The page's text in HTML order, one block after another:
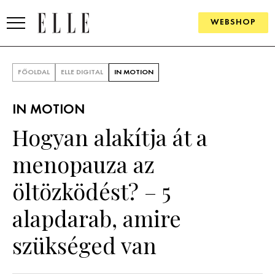
WEBSHOP
SZÉPSÉG
PSZICHÉ
ÉLETMÓD
FŐOLDAL ELLE DIGITAL IN MOTION
IN MOTION
Hogyan alakítja át a
menopauza az
öltözködést? – 5
alapdarab, amire
szükséged van